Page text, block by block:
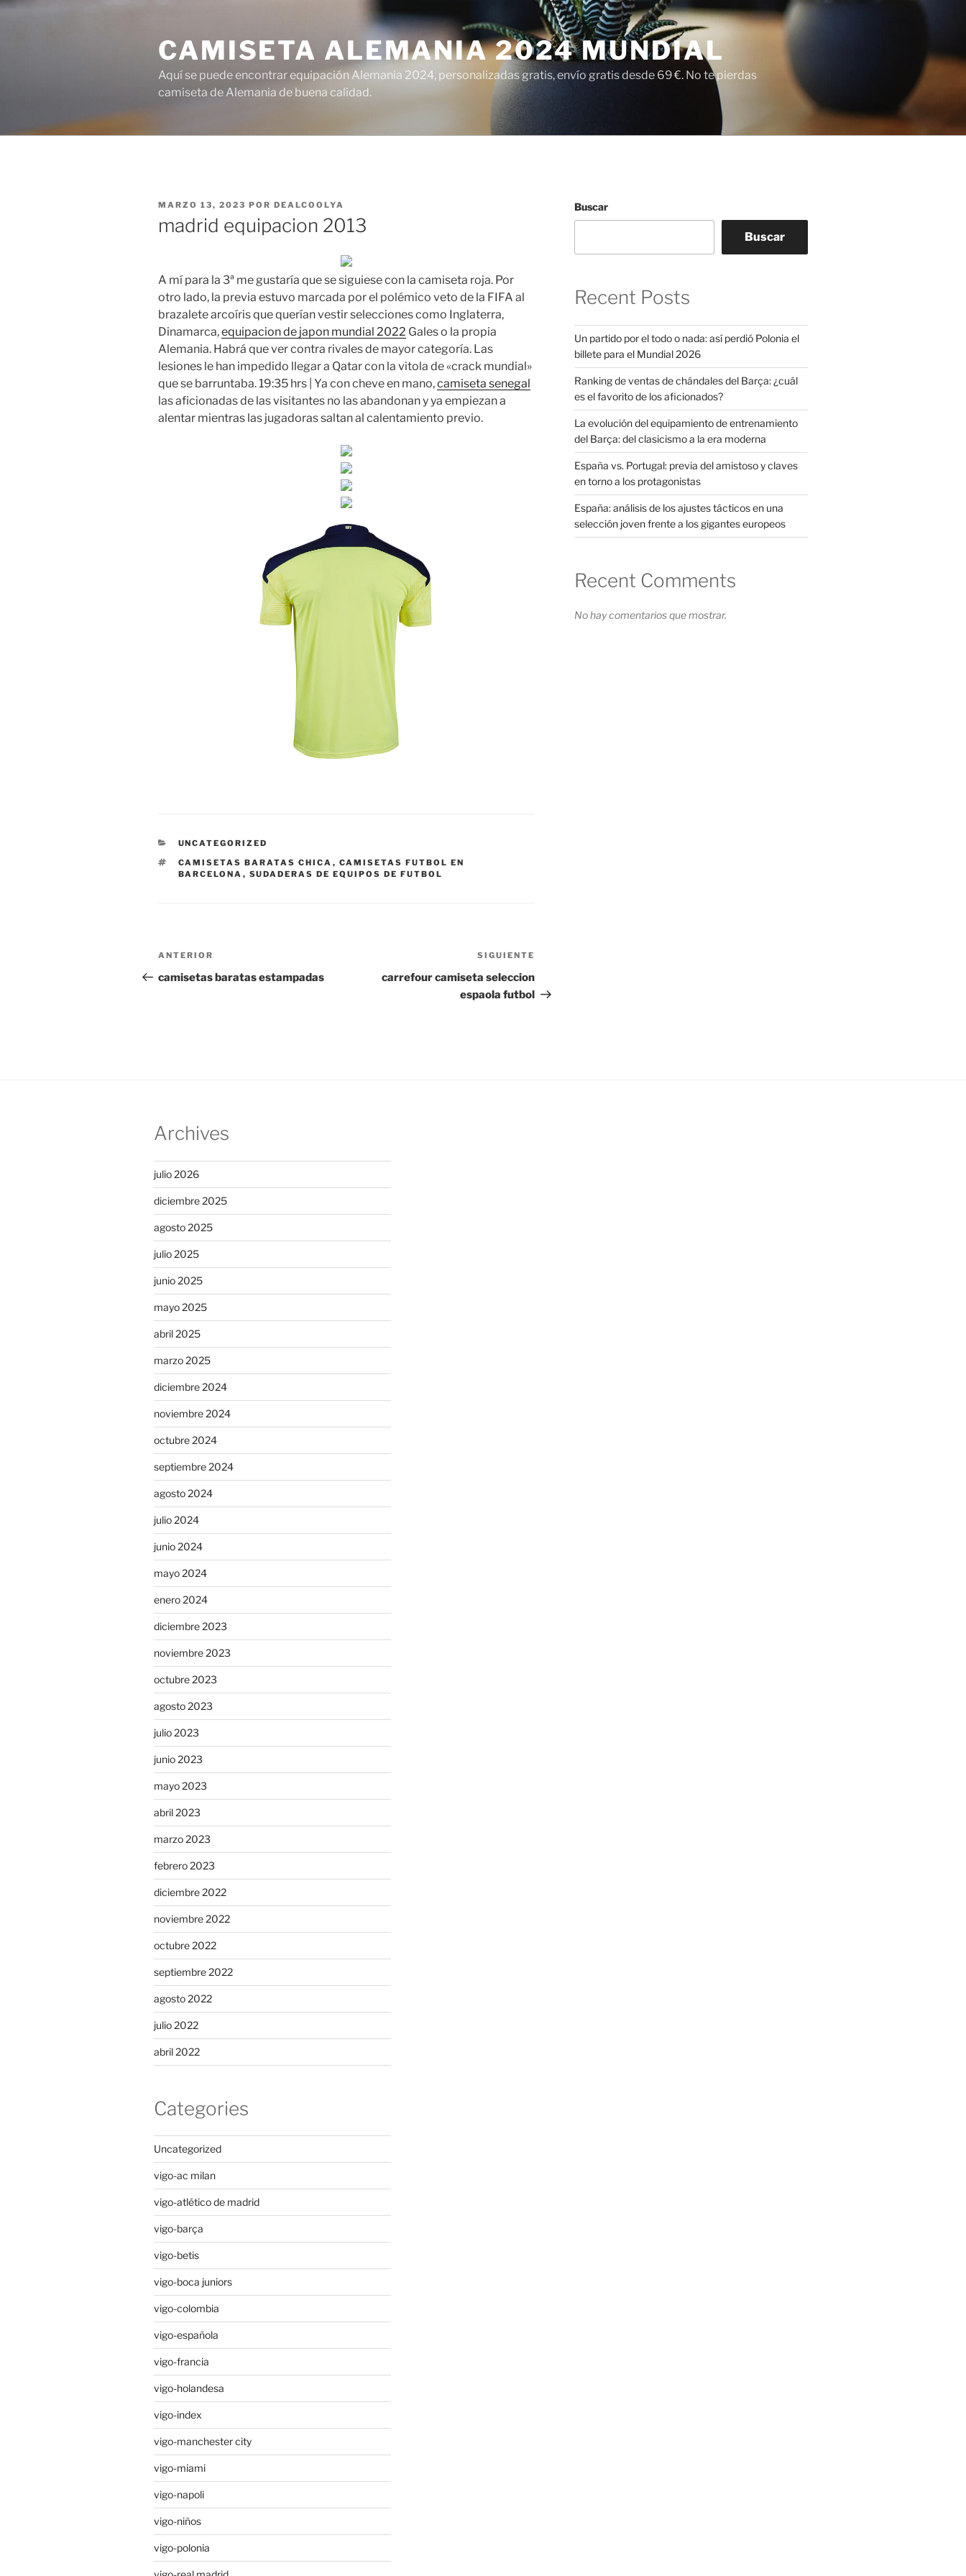
Saltar
CAMISETA ALEMANIA 2024 MUNDIAL
Aquí se puede encontrar equipación Alemania 2024, personalizadas gratis, envío gratis desde 69 €. No te pierdas
camiseta de Alemania de buena calidad.
PUBLICADO
MARZO 13, 2023 POR DEALCOOLYA
madrid equipacion 2013
A mí para la 3ª me gustaría que se siguiese con la camiseta roja. Por
otro lado, la previa estuvo marcada por el polémico veto de la FIFA al
brazalete arcoíris que querían vestir selecciones como Inglaterra,
Dinamarca,equipacion de japon mundial 2022 Gales o la propia
Alemania. Habrá que ver contra rivales de mayor categoría. Las
lesiones le han impedido llegar a Qatar con la vitola de «crack mundial»
que se barruntaba. 19:35 hrs | Ya con cheve en mano,camiseta senegal
las aficionadas de las visitantes no las abandonan y ya empiezan a
alentar mientras las jugadoras saltan al calentamiento previo.
CATEGORÍAS
UNCATEGORIZED
ETIQUETAS
CAMISETAS BARATAS CHICA , CAMISETAS FUTBOL EN
BARCELONA , SUDADERAS DE EQUIPOS DE FUTBOL
Navegación
de
Entrada
anterior:
ANTERIOR
camisetas baratas estampadas
entrada
SIGUIENTE
carrefour camiseta seleccion
espaola futbol
Buscar
Buscar
Recent Posts
Un partido por el todo o nada: así perdió Polonia el
billete para el Mundial 2026
Ranking de ventas de chándales del Barça: ¿cuál
es el favorito de los aficionados?
La evolución del equipamiento de entrenamiento
del Barça: del clasicismo a la era moderna
España vs. Portugal: previa del amistoso y claves
en torno a los protagonistas
España: análisis de los ajustes tácticos en una
selección joven frente a los gigantes europeos
Recent Comments
No hay comentarios que mostrar.
Archives
julio 2026
diciembre 2025
agosto 2025
julio 2025
junio 2025
mayo 2025
abril 2025
marzo 2025
diciembre 2024
noviembre 2024
octubre 2024
septiembre 2024
agosto 2024
julio 2024
junio 2024
mayo 2024
enero 2024
diciembre 2023
noviembre 2023
octubre 2023
agosto 2023
julio 2023
junio 2023
mayo 2023
abril 2023
marzo 2023
febrero 2023
diciembre 2022
noviembre 2022
octubre 2022
septiembre 2022
agosto 2022
julio 2022
abril 2022
Categories
Uncategorized
vigo-ac milan
vigo-atlético de madrid
vigo-barça
vigo-betis
vigo-boca juniors
vigo-colombia
vigo-española
vigo-francia
vigo-holandesa
vigo-index
vigo-manchester city
vigo-miami
vigo-napoli
vigo-niños
vigo-polonia